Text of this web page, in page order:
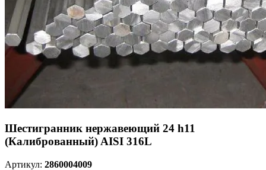
Шестигранник нержавеющий 24 h11
(Калиброванный) AISI 316L
Артикул: 2860004009